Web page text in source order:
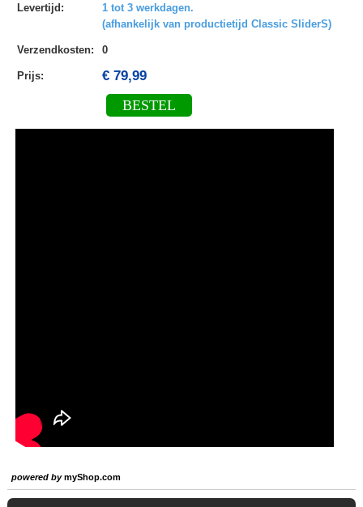
Levertijd :
1 tot 3 werkdagen.
(afhankelijk van productietijd Classic SliderS)
Verzendkosten: 0
Prijs: € 79,99
BESTEL
powered bymyShop.com